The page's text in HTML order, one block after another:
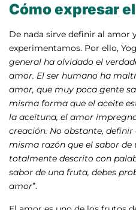
Cómo expresar
De nada sirve definir al amor
experimentamos. Por ello,
general ha olvidado el
amor. El ser humano ha
amor, que muy poca gente
misma forma que el aceite
la aceituna, el amor
creación. No obstante,
misma razón que el sabor de
totalmente descrito con
sabor de una fruta, debes
amor”.